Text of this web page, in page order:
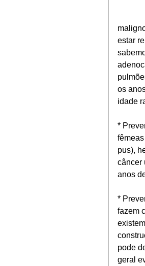
estar
os
idade
*
pus),
câncer
anos
*
fazem
pode
geral